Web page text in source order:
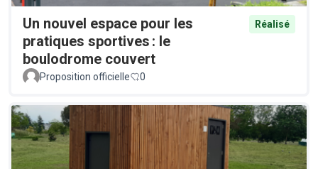
Un nouvel espace pour les
pratiques sportives : le
boulodrome couvert
Réalisé
Proposition officielle 0